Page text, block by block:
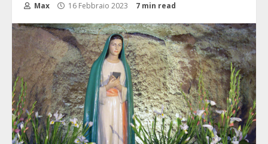
Max 16 Febbraio 2023 7 min read